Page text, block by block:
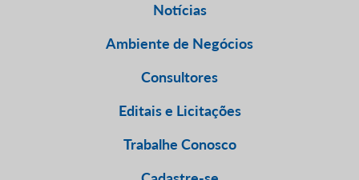
Notícias
Ambiente de Negócios
Consultores
Editais e Licitações
Trabalhe Conosco